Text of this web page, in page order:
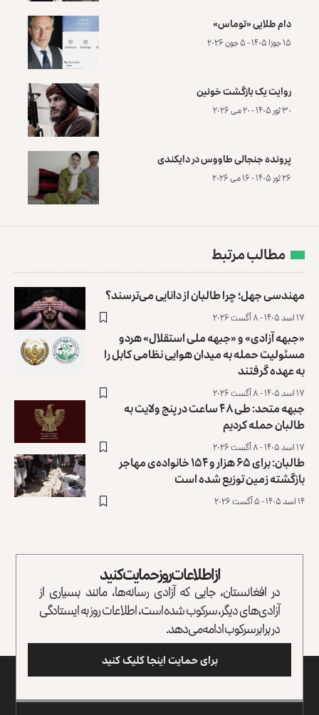
دام طلایی «توماس»
۱۵ جوزا ۱۴۰۵ - ۵ جون ۲۰۲۶
روایت یک بازگشت خونین
۳۰ ثور ۱۴۰۵ - ۲۰ می ۲۰۲۶
پرونده‌ جنجالی طاووس در دایکندی
۲۶ ثور ۱۴۰۵ - ۱۶ می ۲۰۲۶
مطالب مرتبط
مهندسی جهل؛ چرا طالبان از دانایی می‌ترسند؟
۱۷ اسد ۱۴۰۵ - ۸ آگست ۲۰۲۶
«جبهه آزادی» و «جبهه ملی استقلال» هردو
مسئولیت حمله به میدان هوایی نظامی کابل را
به عهده گرفتند
۱۷ اسد ۱۴۰۵ - ۸ آگست ۲۰۲۶
جبهه متحد: طی ۴۸ ساعت در پنج ولایت به
طالبان حمله کردیم
۱۷ اسد ۱۴۰۵ - ۸ آگست ۲۰۲۶
طالبان: برای ۶۵ هزار و ۱۵۴ خانواده‌ی مهاجر
بازگشته زمین توزیع ‏شده است
۱۴ اسد ۱۴۰۵ - ۵ آگست ۲۰۲۶
از اطلاعات روز حمایت کنید
در افغانستان، جایی که آزادی رسانه‌ها، مانند بسیاری از
آزادی‌های دیگر، سرکوب شده است، اطلاعات روز به ایستادگی
در برابر سرکوب ادامه می‌دهد.
برای حمایت اینجا کلیک کنید